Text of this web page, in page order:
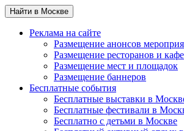
Найти в Москве
Реклама на сайте
Размещение анонсов
Размещение ресторанов и кафе
Размещение мест и площадок
Размещение баннеров
Бесплатные события
Бесплатные выставки в
Бесплатные фестивали в
Бесплатно с детьми в Москве